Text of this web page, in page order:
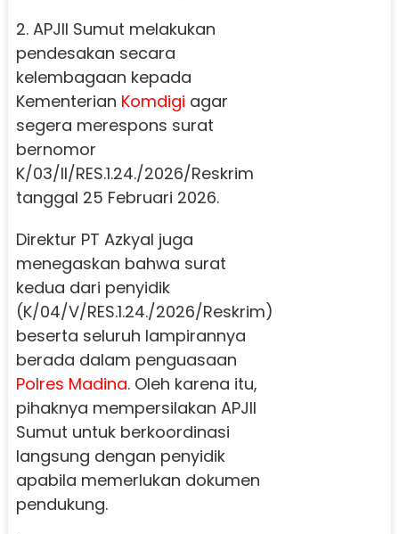
2. APJII Sumut melakukan
pendesakan secara
kelembagaan kepada
Kementerian Komdigi agar
segera merespons surat
bernomor
K/03/II/RES.1.24./2026/Reskrim
tanggal 25 Februari 2026.
Direktur PT Azkyal juga
menegaskan bahwa surat
kedua dari penyidik
(K/04/V/RES.1.24./2026/Reskrim)
beserta seluruh lampirannya
berada dalam penguasaan
Polres Madina. Oleh karena itu,
pihaknya mempersilakan APJII
Sumut untuk berkoordinasi
langsung dengan penyidik
apabila memerlukan dokumen
pendukung.